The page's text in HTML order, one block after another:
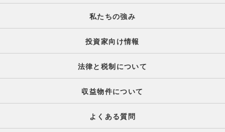
私たちの強み
投資家向け情報
法律と税制について
収益物件について
よくある質問